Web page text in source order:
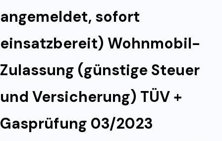
angemeldet, sofort
einsatzbereit) Wohnmobil-
Zulassung (günstige Steuer
und Versicherung) TÜV +
Gasprüfung 03/2023